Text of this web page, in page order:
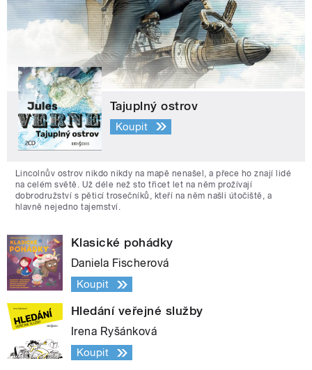
Tajuplný ostrov
Koupit
Lincolnův ostrov nikdo nikdy na mapě nenašel, a přece ho znají lidé
na celém světě. Už déle než sto třicet let na něm prožívají
dobrodružství s pěticí trosečníků, kteří na něm našli útočiště, a
hlavně nejedno tajemství.
Klasické pohádky
Daniela Fischerová
Koupit
Hledání veřejné služby
Irena Ryšánková
Koupit